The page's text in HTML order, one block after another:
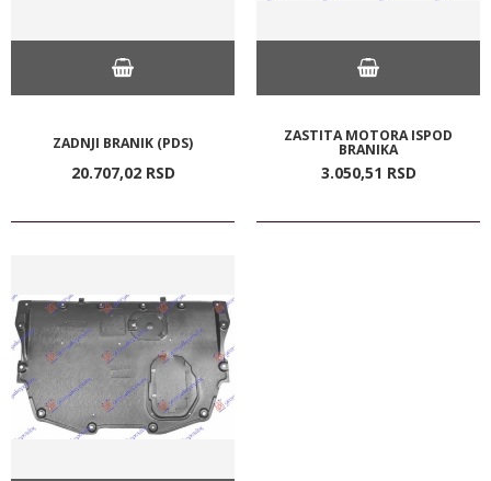
ZADNJI BRANIK (PDS)
20.707,02 RSD
ZASTITA MOTORA ISPOD
BRANIKA
3.050,51 RSD